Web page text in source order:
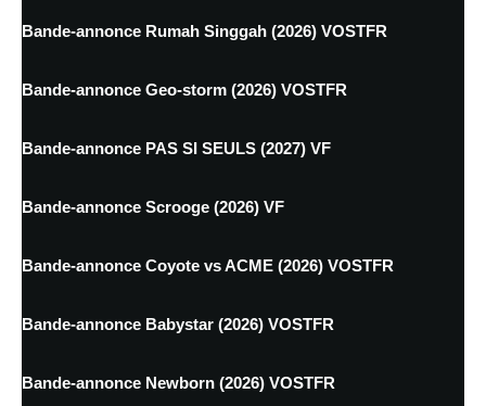
Bande-annonce Rumah Singgah (2026) VOSTFR
Bande-annonce Geo-storm (2026) VOSTFR
Bande-annonce PAS SI SEULS (2027) VF
Bande-annonce Scrooge (2026) VF
Bande-annonce Coyote vs ACME (2026) VOSTFR
Bande-annonce Babystar (2026) VOSTFR
Bande-annonce Newborn (2026) VOSTFR